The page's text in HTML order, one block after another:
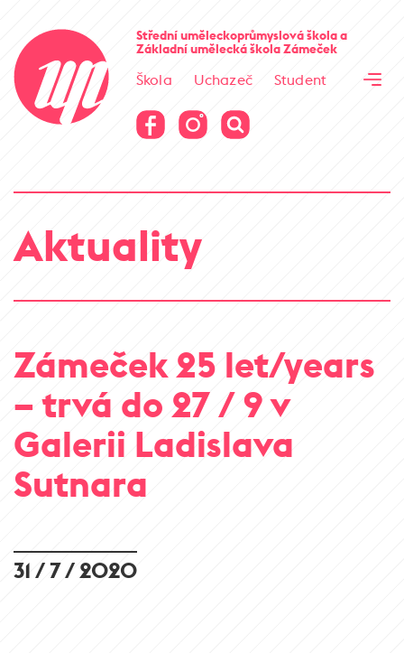
Střední uměleckoprůmyslová školaa
Základní umělecká školaZámeček
Škola Uchazeč
Student
Virtuální prohlídka
Virtuální prohlídka
Aktuality
Zámeček 25 let/years
– trvá do 27 / 9 v
Galerii Ladislava
Sutnara
31 / 7 / 2020